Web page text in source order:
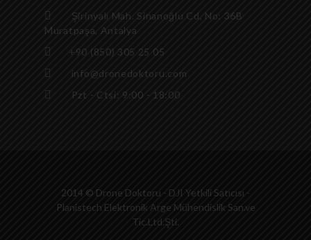
Şirinyalı Mah. Sinanoğlu Cd, No: 36B
Muratpaşa, Antalya
+90 (850) 305 25 05
info@dronedoktoru.com
Pzt - Ctsi: 9:00 - 18:00
2014 © Drone Doktoru - DJI Yetkili Satıcısı -
Planistech Elektronik Arge Mühendislik San.ve
Tic.Ltd.Şti.